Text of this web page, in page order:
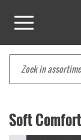
Soft